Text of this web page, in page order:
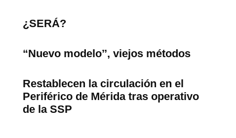
¿SERÁ?
“Nuevo modelo’’, viejos métodos
Restablecen la circulación en el
Periférico de Mérida tras operativo
de la SSP